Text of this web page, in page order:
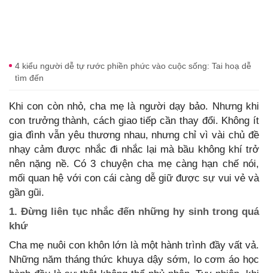
4 kiểu người dễ tự rước phiền phức vào cuộc sống: Tai hoạ dễ
tìm đến
Khi con còn nhỏ, cha mẹ là người dạy bảo. Nhưng khi
con trưởng thành, cách giao tiếp cần thay đổi. Không ít
gia đình vẫn yêu thương nhau, nhưng chỉ vì vài chủ đề
nhạy cảm được nhắc đi nhắc lại mà bầu không khí trở
nên nặng nề. Có 3 chuyện cha mẹ càng hạn chế nói,
mối quan hệ với con cái càng dễ giữ được sự vui vẻ và
gần gũi.
1. Đừng liên tục nhắc đến những hy sinh trong quá
khứ
Cha mẹ nuôi con khôn lớn là một hành trình đầy vất vả.
Những năm tháng thức khuya dậy sớm, lo cơm áo học